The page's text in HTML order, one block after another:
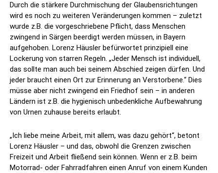
Durch die stärkere Durchmischung der Glaubensrichtungen
wird es noch zu weiteren Veränderungen kommen – zuletzt
wurde z.B. die vorgeschriebene Pflicht, dass Menschen
zwingend in Särgen beerdigt werden müssen, in Bayern
aufgehoben. Lorenz Häusler befürwortet prinzipiell eine
Lockerung von starren Regeln. „Jeder Mensch ist individuell,
das sollte man auch bei seinem Abschied zeigen dürfen. Und
jeder braucht einen Ort zur Erinnerung an Verstorbene.“ Dies
müsse aber nicht zwingend ein Friedhof sein – in anderen
Ländern ist z.B. die hygienisch unbedenkliche Aufbewahrung
von Urnen zuhause bereits erlaubt.
„Ich liebe meine Arbeit, mit allem, was dazu gehört“, betont
Lorenz Häusler – und das, obwohl die Grenzen zwischen
Freizeit und Arbeit fließend sein können. Wenn er z.B. beim
Motorrad- oder Fahrradfahren einen Anruf von einem Kunden